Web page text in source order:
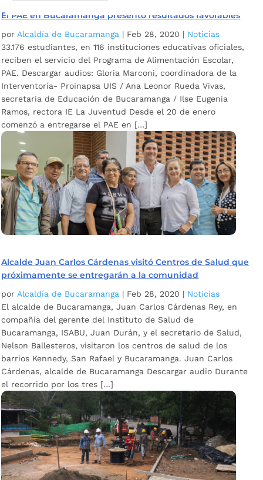
El PAE en Bucaramanga presentó resultados favorables
por Alcaldía de Bucaramanga | Feb 28, 2020 | Noticias
33.176 estudiantes, en 116 instituciones educativas oficiales,
reciben el servicio del Programa de Alimentación Escolar,
PAE. Descargar audios: Gloria Marconi, coordinadora de la
Interventoría- Proinapsa UIS / Ana Leonor Rueda Vivas,
secretaria de Educación de Bucaramanga / Ilse Eugenia
Ramos, rectora IE La Juventud Desde el 20 de enero
comenzó a entregarse el PAE en […]
Alcalde Juan Carlos Cárdenas visitó Centros de Salud que
próximamente se entregarán a la comunidad
por Alcaldía de Bucaramanga | Feb 28, 2020 | Noticias
El alcalde de Bucaramanga, Juan Carlos Cárdenas Rey, en
compañía del gerente del Instituto de Salud de
Bucaramanga, ISABU, Juan Durán, y el secretario de Salud,
Nelson Ballesteros, visitaron los centros de salud de los
barrios Kennedy, San Rafael y Bucaramanga. Juan Carlos
Cárdenas, alcalde de Bucaramanga Descargar audio Durante
el recorrido por los tres […]